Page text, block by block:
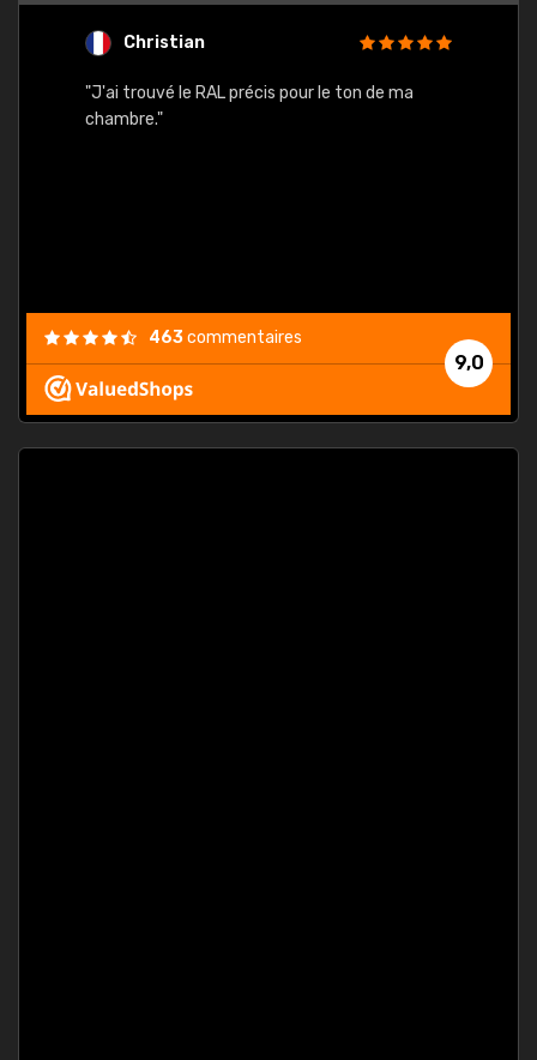
Christian
"J'ai trouvé le RAL précis pour le ton de ma
chambre."
9,0
463commentaires